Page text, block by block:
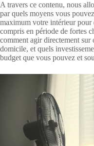
A travers ce contenu, nous
par quels moyens vous
maximum votre intérieur pour
compris en période de fortes
comment agir directement sur
domicile, et quels
budget que vous pouvez et